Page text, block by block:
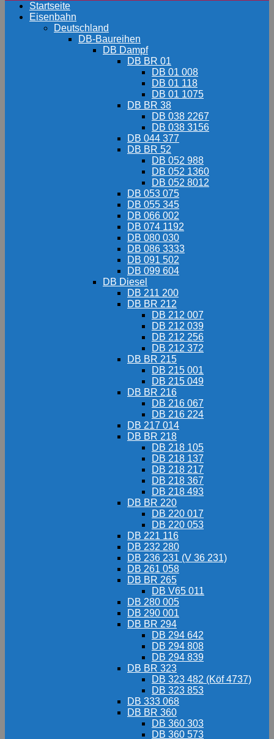
Startseite
Eisenbahn
Deutschland
DB-Baureihen
DB Dampf
DB BR 01
DB 01 008
DB 01 118
DB 01 1075
DB BR 38
DB 038 2267
DB 038 3156
DB 044 377
DB BR 52
DB 052 988
DB 052 1360
DB 052 8012
DB 053 075
DB 055 345
DB 066 002
DB 074 1192
DB 080 030
DB 086 3333
DB 091 502
DB 099 604
DB Diesel
DB 211 200
DB BR 212
DB 212 007
DB 212 039
DB 212 256
DB 212 372
DB BR 215
DB 215 001
DB 215 049
DB BR 216
DB 216 067
DB 216 224
DB 217 014
DB BR 218
DB 218 105
DB 218 137
DB 218 217
DB 218 367
DB 218 493
DB BR 220
DB 220 017
DB 220 053
DB 221 116
DB 232 280
DB 236 231 (V 36 231)
DB 261 058
DB BR 265
DB V65 011
DB 280 005
DB 290 001
DB BR 294
DB 294 642
DB 294 808
DB 294 839
DB BR 323
DB 323 482 (Köf 4737)
DB 323 853
DB 333 068
DB BR 360
DB 360 303
DB 360 573